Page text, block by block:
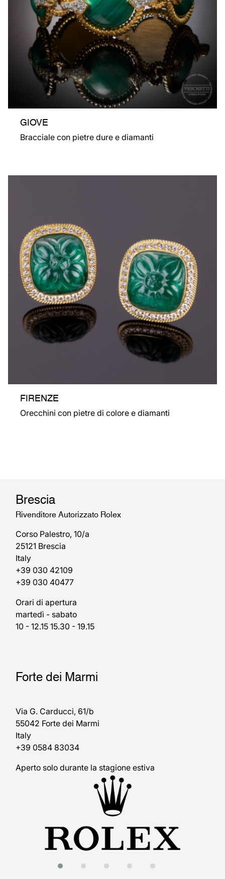
GIOVE
Bracciale con pietre dure e diamanti
FIRENZE
Orecchini con pietre di colore e diamanti
Brescia
Rivenditore Autorizzato Rolex
Corso Palestro, 10/a
25121 Brescia
Italy
+39 030 42109
+39 030 40477
Orari di apertura
martedì - sabato
10 - 12.15 15.30 - 19.15
Forte dei Marmi
Via G. Carducci, 61/b
55042 Forte dei Marmi
Italy
+39 0584 83034
Aperto solo durante la stagione estiva